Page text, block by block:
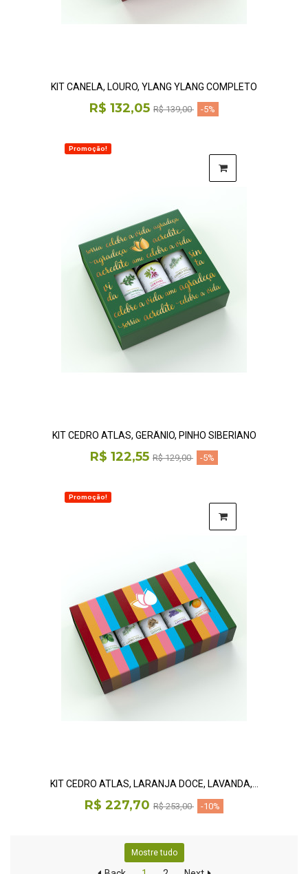
KIT CANELA, LOURO, YLANG YLANG COMPLETO
R$ 132,05 R$ 139,00 -5%
Promoção!
KIT CEDRO ATLAS, GERÂNIO, PINHO SIBERIANO
R$ 122,55 R$ 129,00 -5%
Promoção!
KIT CEDRO ATLAS, LARANJA DOCE, LAVANDA,...
R$ 227,70 R$ 253,00 -10%
Mostre tudo